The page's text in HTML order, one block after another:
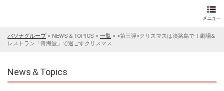
パソナグループ> NEWS＆TOPICS > 一覧 > <第三弾>クリスマスは淡路島で！劇場&
レストラン「青海波」で過ごすクリスマス
News＆Topics